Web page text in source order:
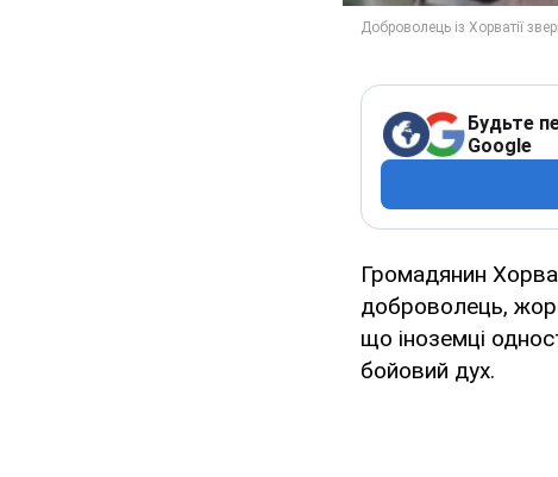
Будьте
Google
Громадянин
доброволець,
що іноземці
бойовий дух.